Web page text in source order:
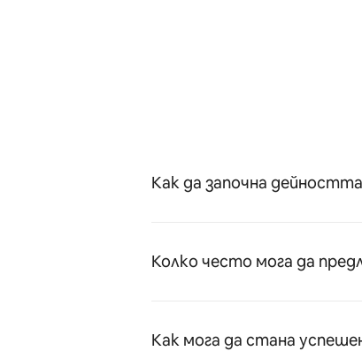
Как да започна
Колко често мога да
Как мога да стана